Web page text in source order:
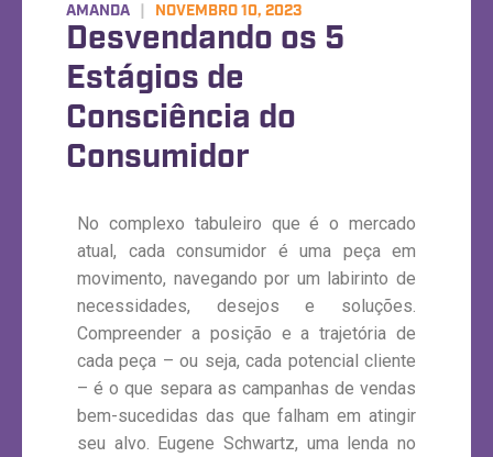
AMANDA NOVEMBRO 10, 2023
Desvendando os 5
Estágios de
Consciência do
Consumidor
No complexo tabuleiro que é o mercado
atual, cada consumidor é uma peça em
movimento, navegando por um labirinto de
necessidades, desejos e soluções.
Compreender a posição e a trajetória de
cada peça – ou seja, cada potencial cliente
– é o que separa as campanhas de vendas
bem-sucedidas das que falham em atingir
seu alvo. Eugene Schwartz, uma lenda no